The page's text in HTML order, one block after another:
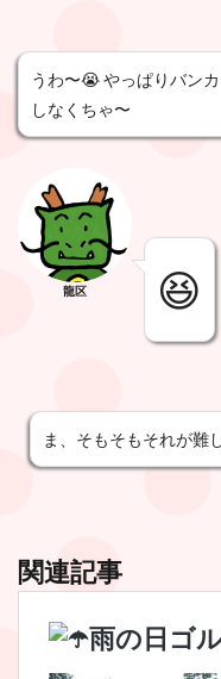
うわ〜😭 やっぱりバン
しなくちゃ〜
龍区 😆
ま、そもそもそれが難
関連記事